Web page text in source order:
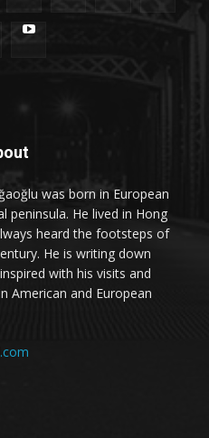
was born in European
peninsula. He lived in Hong
heard the footsteps of
He is writing down
with his visits and
American and European